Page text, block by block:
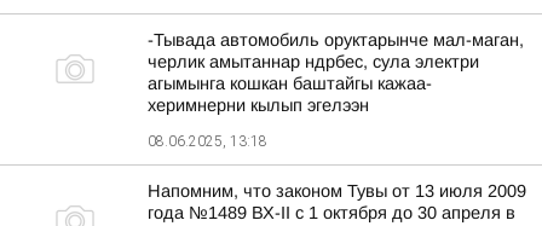
-Тывада автомобиль оруктарынче мал-маган,
черлик амытаннар ндрбес, сула электри
агымынга кошкан баштайгы кажаа-
херимнерни кылып эгелээн
08.06.2025, 13:18
Напомним, что законом Тувы от 13 июля 2009
года №1489 ВХ-II с 1 октября до 30 апреля в